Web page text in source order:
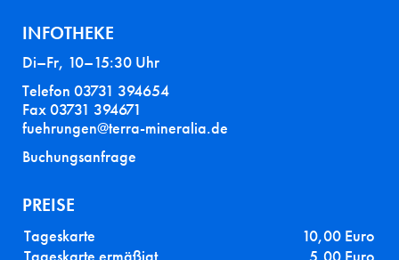
INFOTHEKE
Di–Fr, 10–15:30 Uhr
Telefon 03731 394654
Fax 03731 394671
fuehrungen@terra-mineralia.de
Buchungsanfrage
PREISE
Tageskarte
10,00 Euro